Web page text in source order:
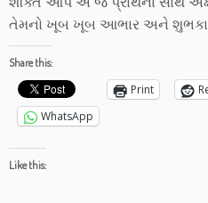
તેમનો ખૂબ ખૂબ આભાર અને
Share this:
Print
WhatsApp
Like this: